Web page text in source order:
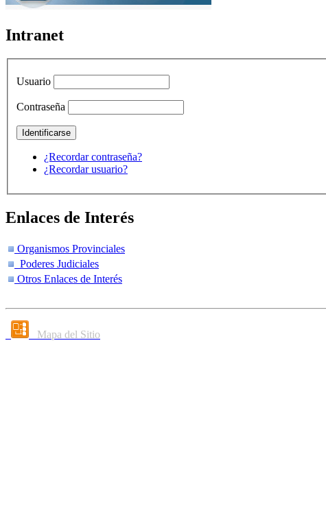
Intranet
Usuario
Contraseña
¿Recordar contraseña?
¿Recordar usuario?
Enlaces de Interés
Organismos Provinciales
Poderes Judiciales
Otros Enlaces de Interés
Mapa del Sitio